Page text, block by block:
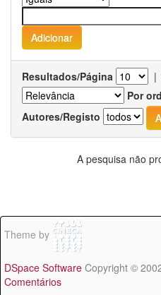
Resultados/Página |
Por
Autores/Registo
A pesquisa não
Theme by
DSpace Software Copyright ©
Comentários